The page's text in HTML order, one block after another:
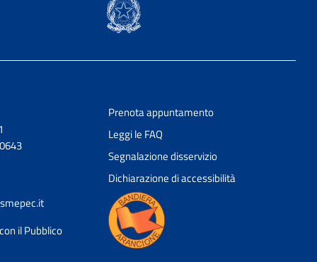
il Pubblico
Prenota appuntamento
Leggi le FAQ
Segnalazione disservizio
Dichiarazione di accessibilità